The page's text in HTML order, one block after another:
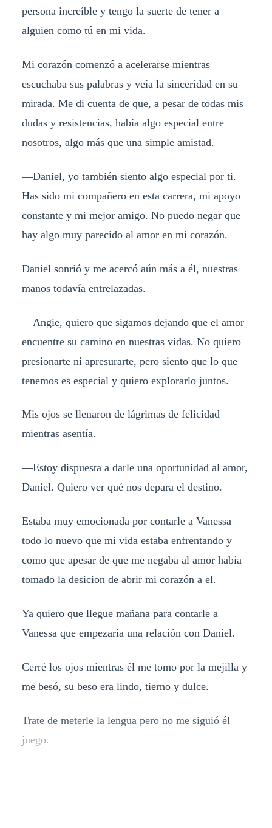
persona increíble y tengo la suerte de tener a
alguien como tú en mi vida.
Mi corazón comenzó a acelerarse mientras
escuchaba sus palabras y veía la sinceridad en su
mirada. Me di cuenta de que, a pesar de todas mis
dudas y resistencias, había algo especial entre
nosotros, algo más que una simple amistad.
—Daniel, yo también siento algo especial por ti.
Has sido mi compañero en esta carrera, mi apoyo
constante y mi mejor amigo. No puedo negar que
hay algo muy parecido al amor en mi corazón.
Daniel sonrió y me acercó aún más a él, nuestras
manos todavía entrelazadas.
—Angie, quiero que sigamos dejando que el amor
encuentre su camino en nuestras vidas. No quiero
presionarte ni apresurarte, pero siento que lo que
tenemos es especial y quiero explorarlo juntos.
Mis ojos se llenaron de lágrimas de felicidad
mientras asentía.
—Estoy dispuesta a darle una oportunidad al amor,
Daniel. Quiero ver qué nos depara el destino.
Estaba muy emocionada por contarle a Vanessa
todo lo nuevo que mi vida estaba enfrentando y
como que apesar de que me negaba al amor había
tomado la desicion de abrir mi corazón a el.
Ya quiero que llegue mañana para contarle a
Vanessa que empezaría una relación con Daniel.
Cerré los ojos mientras él me tomo por la mejilla y
me besó, su beso era lindo, tierno y dulce.
Trate de meterle la lengua pero no me siguió él
juego.